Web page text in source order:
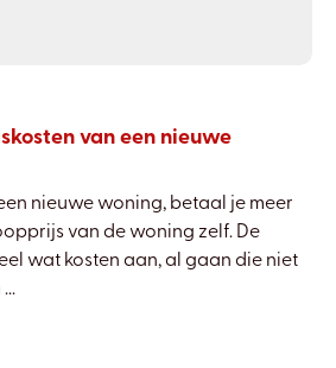
van een nieuwe
nieuwe woning, betaal je meer
van de woning zelf. De
wat kosten aan, al gaan die niet